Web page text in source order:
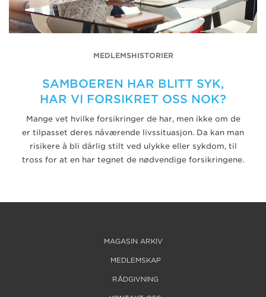
MEDLEMSHISTORIER
SAMBOEREN HAR BLITT SYK,
HAR VI FORSIKRET OSS NOK?
Mange vet hvilke forsikringer de har, men ikke om de
er tilpasset deres nåværende livssituasjon. Da kan man
risikere å bli dårlig stilt ved ulykke eller sykdom, til
tross for at en har tegnet de nødvendige forsikringene.
MAGASIN ARKIV
MEDLEMSKAP
RÅDGIVNING